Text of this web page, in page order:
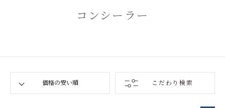
コンシーラー
こだわり検索